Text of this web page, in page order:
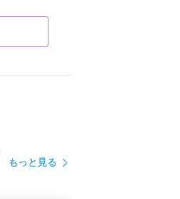
もっと見る